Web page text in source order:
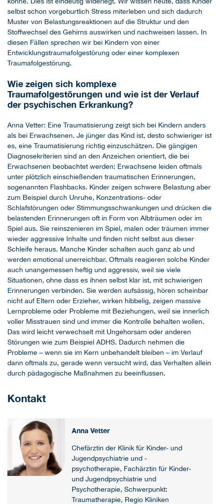
selbst schon vorgeburtlich Stress miterleben und sich dadurch
Muster von Belastungsreaktionen auf die Struktur und den
Stoffwechsel des Gehirns auswirken und nachweisen lassen. In
diesen Fällen sprechen wir bei Kindern von einer
Entwicklungstraumafolgestörung oder einer komplexen
Traumafolgestörung.
Wie zeigen sich komplexe
Traumafolgestörungen und wie ist der Verlauf
der psychischen Erkrankung?
Anna Vetter: Eine Traumatisierung zeigt sich bei Kindern anders
als bei Erwachsenen. Je jünger das Kind ist, desto schwieriger ist
es, eine Traumatisierung richtig einzuschätzen. Die gängigen
Diagnosekriterien sind an den Anzeichen orientiert, die bei
Erwachsenen beobachtet werden: Erwachsene leiden oftmals
unter plötzlich einschießenden traumatischen Erinnerungen,
sogenannten Flashbacks. Kinder zeigen schwere Belastung aber
zum Beispiel durch Unruhe, Konzentrations- oder
Schlafstörungen oder Stimmungsschwankungen und drücken die
belastenden Erinnerungen oft in Form von Albträumen oder im
Spiel aus. Sie reinszenieren im Spiel, malen oder träumen immer
wieder aggressive Inhalte und finden nicht selbst aus dieser
Schleife heraus. Manche Kinder schalten auch ganz ab und
werden emotional unerreichbar. Oftmals reagieren solche Kinder
auch unangemessen heftig und aggressiv, weil sie viele
Situationen, ohne dass es ihnen selbst klar ist, mit schwierigen
Erinnerungen verbinden. Sie werden aufsässig, hören scheinbar
nicht auf Eltern oder Erzieher, wirken hibbelig, zeigen massive
Lernprobleme oder Probleme mit Beziehungen, weil sie innerlich
voller Misstrauen sind und immer die Kontrolle behalten wollen.
Das wird leicht verwechselt mit Ungehorsam oder anderen
Störungen wie zum Beispiel ADHS. Dadurch nehmen die
Probleme – wenn sie im Kern unbehandelt bleiben – im Verlauf
dann oftmals zu, gerade wenn versucht wird, das Verhalten allein
durch pädagogische Maßnahmen zu beeinflussen.
Kontakt
Anna Vetter
Chefärztin der Klinik für Kinder- und
Jugendpsychiatrie und -
psychotherapie, Fachärztin für Kinder-
und Jugendpsychiatrie und
Psychotherapie, Schwerpunkt:
Traumatherapie, Regio Kliniken